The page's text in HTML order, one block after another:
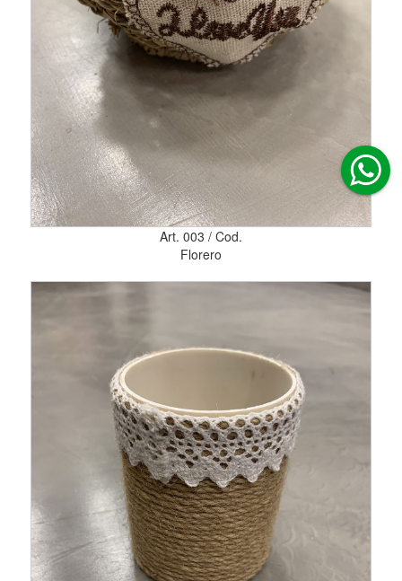
Art. 003 / Cod.
Florero